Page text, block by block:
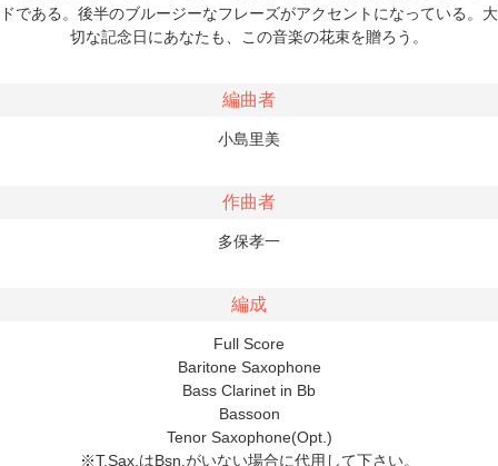
ドである。後半のブルージーなフレーズがアクセントになっている。大
切な記念日にあなたも、この音楽の花束を贈ろう。
編曲者
小島里美
作曲者
多保孝一
編成
Full Score
Baritone Saxophone
Bass Clarinet in Bb
Bassoon
Tenor Saxophone(Opt.)
※T.Sax.はBsn.がいない場合に代用して下さい。